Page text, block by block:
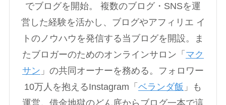
でブログを開始。 複数のブログ・SNSを運
営した経験を活かし、ブログやアフィリエ イ
トのノウハウを発信する当ブログを開設。ま
たブロガーのためのオンラインサロン「 マク
サン 」の共同オーナーを務める。フォロワー
10万人を抱えるInstagram「 ベランダ飯 」も
運営。借金地獄のどん底からブログ一本で這